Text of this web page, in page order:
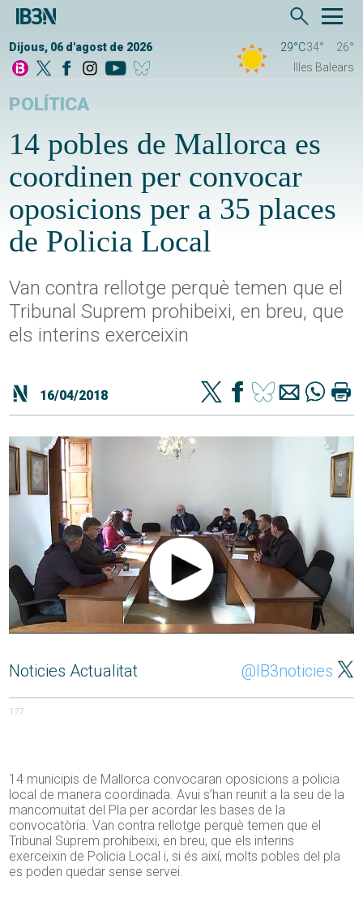
Dijous, 06 d'agost de 2026 29°C34°
26°
Illes Balears
POLÍTICA
14 pobles de Mallorca es
coordinen per convocar
oposicions per a 35 places
de Policia Local
Van contra rellotge perquè temen que el
Tribunal Suprem prohibeixi, en breu, que
els interins exerceixin
16/04/2018
Noticies Actualitat @IB3noticies
177
14 municipis de Mallorca convocaran oposicions a policia
local de manera coordinada. Avui s’han reunit a la seu de la
mancomuitat del Pla per acordar les bases de la
convocatòria. Van contra rellotge perquè temen que el
Tribunal Suprem prohibeixi, en breu, que els interins
exerceixin de Policia Local i, si és així, molts pobles del pla
es poden quedar sense servei.